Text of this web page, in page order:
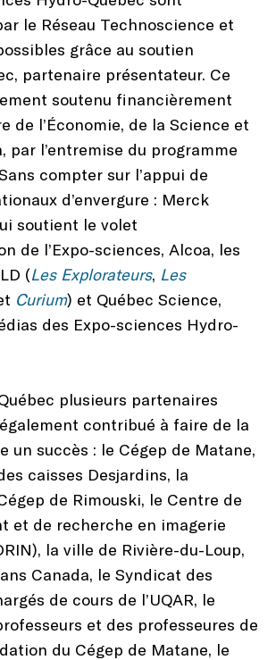
le Réseau Technoscience et
grâce au soutien
partenaire présentateur. Ce
soutenu financièrement
de l’Économie, de la Science et
par l’entremise du programme
compter sur l’appui de
d’envergure : Merck
soutient le volet
de l’Expo-sciences, Alcoa, les
(Les Explorateurs, Les
Curium) et Québec Science,
des Expo-sciences Hydro-
plusieurs partenaires
contribué à faire de la
un succès : le Cégep de Matane,
caisses Desjardins, la
de Rimouski, le Centre de
et de recherche en imagerie
la ville de Rivière-du-Loup,
Canada, le Syndicat des
de cours de l’UQAR, le
et des professeures de
du Cégep de Matane, le